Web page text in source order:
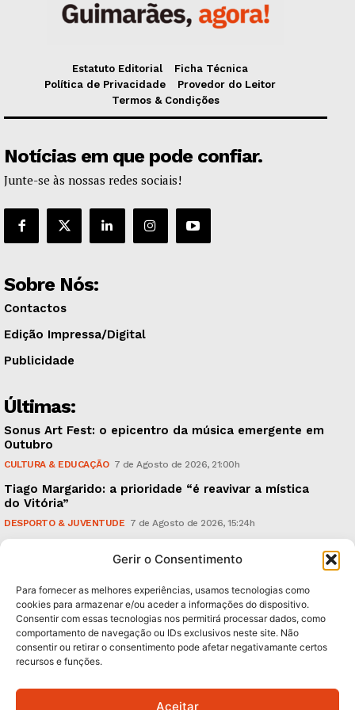
Gerir o Consentimento
Para fornecer as melhores experiências, usamos tecnologias como
cookies para armazenar e/ou aceder a informações do dispositivo.
Consentir com essas tecnologias nos permitirá processar dados, como
comportamento de navegação ou IDs exclusivos neste site. Não
consentir ou retirar o consentimento pode afetar negativamante certos
recursos e funções.
Aceitar
Estatuto Editorial
Ficha Técnica
Política de Privacidade
Provedor do Leitor
Termos & Condições
Notícias em que pode confiar.
Junte-se às nossas redes sociais!
Sobre Nós:
Contactos
Edição Impressa/Digital
Publicidade
Últimas:
Sonus Art Fest: o epicentro da música emergente em
Outubro
CULTURA & EDUCAÇÃO 7 de Agosto de 2026, 21:00h
Tiago Margarido: a prioridade “é reavivar a mística
do Vitória”
DESPORTO & JUVENTUDE 7 de Agosto de 2026, 15:24h
caudais e antecipa situações de risco
Subscreva Newsletter: